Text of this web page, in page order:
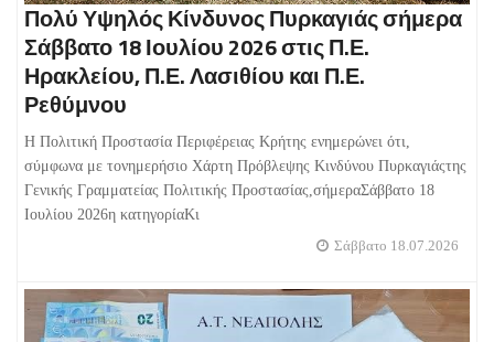
Πολύ Υψηλός Κίνδυνος Πυρκαγιάς σήμερα
Σάββατο 18 Ιουλίου 2026 στις Π.Ε.
Ηρακλείου, Π.Ε. Λασιθίου και Π.Ε.
Ρεθύμνου
Η Πολιτική Προστασία Περιφέρειας Κρήτης ενημερώνει ότι,
σύμφωνα με τονημερήσιο Χάρτη Πρόβλεψης Κινδύνου Πυρκαγιάςτης
Γενικής Γραμματείας Πολιτικής Προστασίας,σήμεραΣάββατο 18
Ιουλίου 2026η κατηγορίαΚι
Σάββατο 18.07.2026